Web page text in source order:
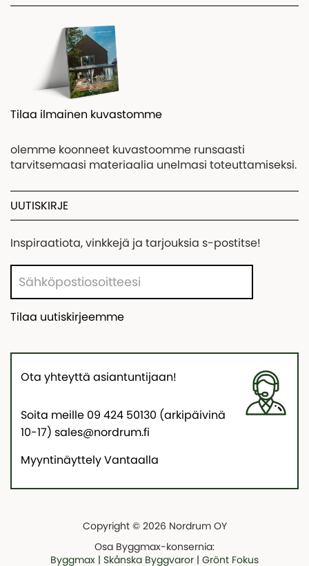
Tilaa ilmainen kuvastomme
olemme koonneet kuvastoomme runsaasti
tarvitsemaasi materiaalia unelmasi toteuttamiseksi.
UUTISKIRJE
Inspiraatiota, vinkkejä ja tarjouksia s-postitse!
Tilaa uutiskirjeemme
Ota yhteyttä asiantuntijaan!
Soita meille 09 424 50130 (arkipäivinä
10-17) sales@nordrum.fi
Myyntinäyttely Vantaalla
Copyright © 2026 Nordrum OY
Osa Byggmax-konsernia:
Byggmax | Skånska Byggvaror | Grönt Fokus